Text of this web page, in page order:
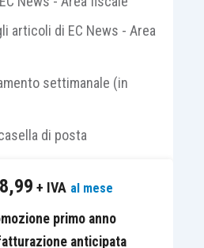
pari al 20 per cento delle
effettivamente utilizzata nel
consumo medio di energia
1 GWh/annoe che rispettano
articoli di EC News - Area
settimanale (in
di posta
8,99 + IVA al mese
primo anno
anticipata